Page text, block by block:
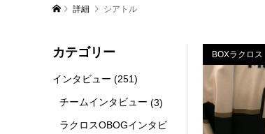
詳細 シアトル
BOXラクロス
カテゴリー
インタビュー (251)
チームインタビュー (3)
ラクロスOBOGインタビ